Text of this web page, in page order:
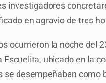
investigadores
en agravio de tres
ocurrieron la noche del
ubicado en la
se desempeñaban como